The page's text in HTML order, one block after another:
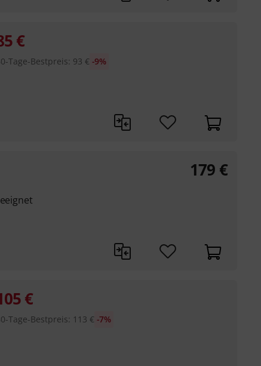
€
Tage-Bestpreis: 93 € -9%
179 €
€
Tage-Bestpreis: 113 € -7%